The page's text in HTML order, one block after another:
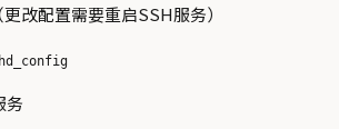
改配置需要重启SSH服务）
务